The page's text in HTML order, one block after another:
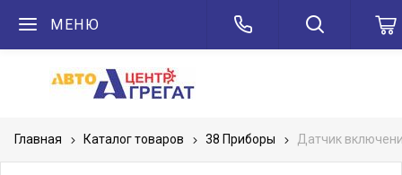
МЕНЮ
Главная Каталог товаров 38 Приборы Датчик